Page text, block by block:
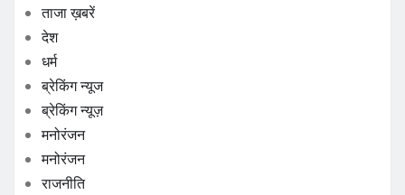
ताजा ख़बरें
देश
धर्म
ब्रेकिंग न्यूज
ब्रेकिंग न्यूज़
मनोरंजन
मनोरंजन
राजनीति